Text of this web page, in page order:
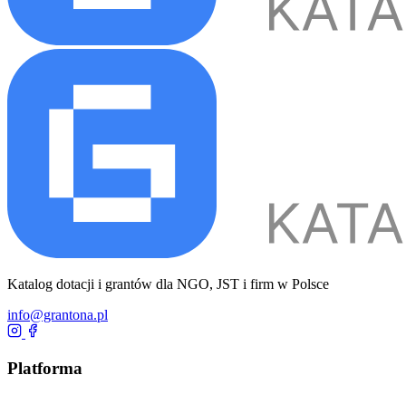
Katalog dotacji i grantów dla NGO, JST i firm w Polsce
info@grantona.pl
Platforma